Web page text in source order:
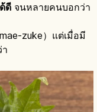
ดี จนหลายคนบอกว่า
zuke）แต่เมื่อมี